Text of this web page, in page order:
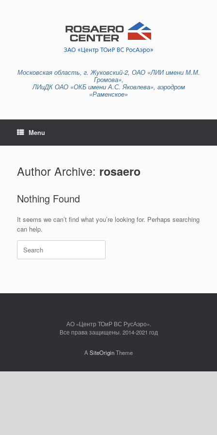
Московская область, г. Жуковский-2, ОАО «ЛИИ имени М.М.
Громова»,
ЛИиДК ОАО «ОКБ имени А.С. Яковлева», аэродром
«Раменское»
Menu
Author Archive: rosaero
Nothing Found
It seems we can’t find what you’re looking for. Perhaps searching
can help.
for:
АО «Центр ТОиР ВС РусАэро».
Все права защищены. 2014-2021 год
A SiteOriginTheme